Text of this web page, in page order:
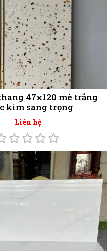
47x120 mè trắng
kim sang trọng
Liên hệ